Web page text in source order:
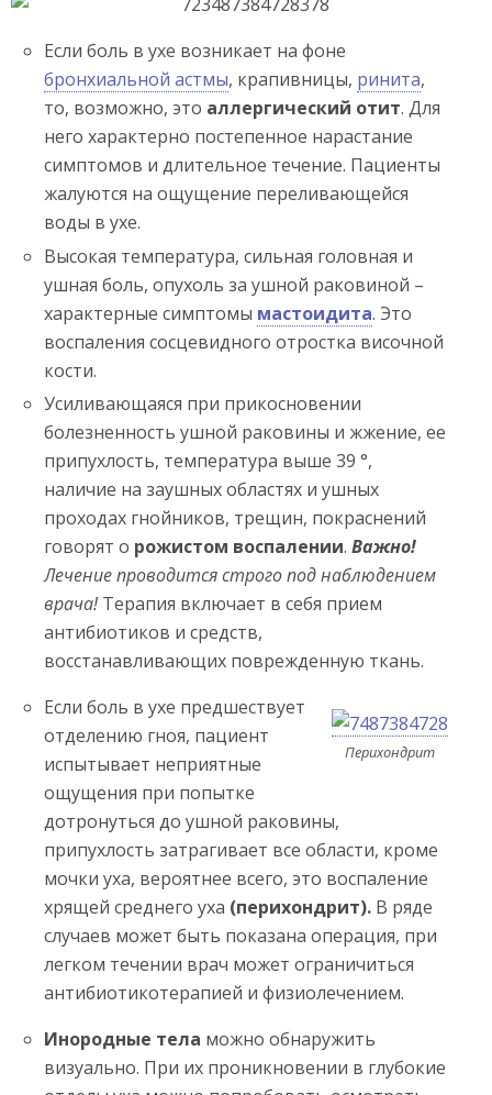
Если боль в ухе возникает на фоне
бронхиальной астмы, крапивницы, ринита,
то, возможно, это аллергический отит. Для
него характерно постепенное нарастание
симптомов и длительное течение. Пациенты
жалуются на ощущение переливающейся
воды в ухе.
Высокая температура, сильная головная и
ушная боль, опухоль за ушной раковиной –
характерные симптомы мастоидита. Это
воспаления сосцевидного отростка височной
кости.
Усиливающаяся при прикосновении
болезненность ушной раковины и жжение, ее
припухлость, температура выше 39 °,
наличие на заушных областях и ушных
проходах гнойников, трещин, покраснений
говорят о рожистом воспалении.Важно!
Лечение проводится строго под наблюдением
врача!Терапия включает в себя прием
антибиотиков и средств,
восстанавливающих поврежденную ткань.
Перихондрит
Если боль в ухе предшествует
отделению гноя, пациент
испытывает неприятные
ощущения при попытке
дотронуться до ушной раковины,
припухлость затрагивает все области, кроме
мочки уха, вероятнее всего, это воспаление
хрящей среднего уха (перихондрит). В ряде
случаев может быть показана операция, при
легком течении врач может ограничиться
антибиотикотерапией и физиолечением.
Инородные тела можно обнаружить
визуально. При их проникновении в глубокие